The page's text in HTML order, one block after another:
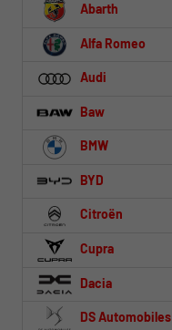
Abarth
Alfa Romeo
Audi
Baw
BMW
BYD
Citroën
Cupra
Dacia
DS Automobiles